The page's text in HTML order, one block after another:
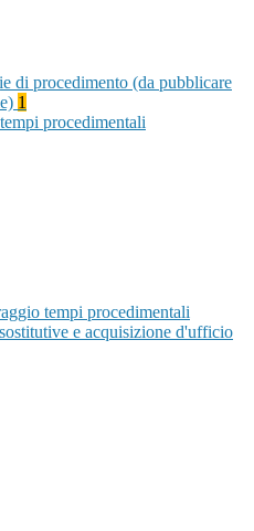
di procedimento (da pubblicare
1
procedimentali
tempi procedimentali
e acquisizione d'ufficio